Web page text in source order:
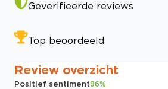
Geverifieerde reviews
Top beoordeeld
Review overzicht
Positief sentiment96%